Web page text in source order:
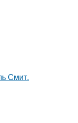
Смит.